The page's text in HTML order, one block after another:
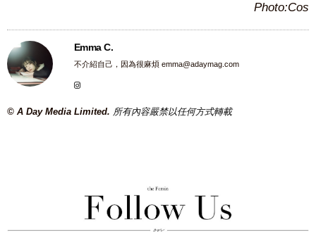
Photo:Cos
Emma C.
不介紹自己，因為很麻煩 emma@adaymag.com
© A Day Media Limited. 所有內容嚴禁以任何方式轉載